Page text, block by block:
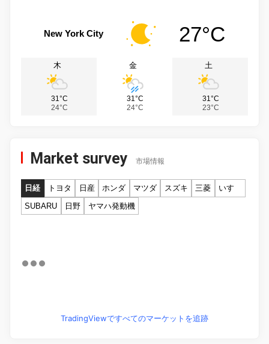
New York City 27°C
木
31°C
24°C
金
31°C
24°C
土
31°C
23°C
Market survey 市場情報
日経 トヨタ 日産 ホンダ マツダ スズキ 三菱
いすゞ
SUBARU
日野 ヤマハ発動機
TradingViewですべてのマーケットを追跡